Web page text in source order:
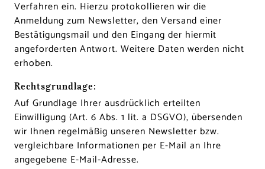
Verfahren ein. Hierzu protokollieren wir die
Anmeldung zum Newsletter, den Versand einer
Bestätigungsmail und den Eingang der hiermit
angeforderten Antwort. Weitere Daten werden nicht
erhoben.
Rechtsgrundlage:
Auf Grundlage Ihrer ausdrücklich erteilten
Einwilligung (Art. 6 Abs. 1 lit. a DSGVO), übersenden
wir Ihnen regelmäßig unseren Newsletter bzw.
vergleichbare Informationen per E-Mail an Ihre
angegebene E-Mail-Adresse.